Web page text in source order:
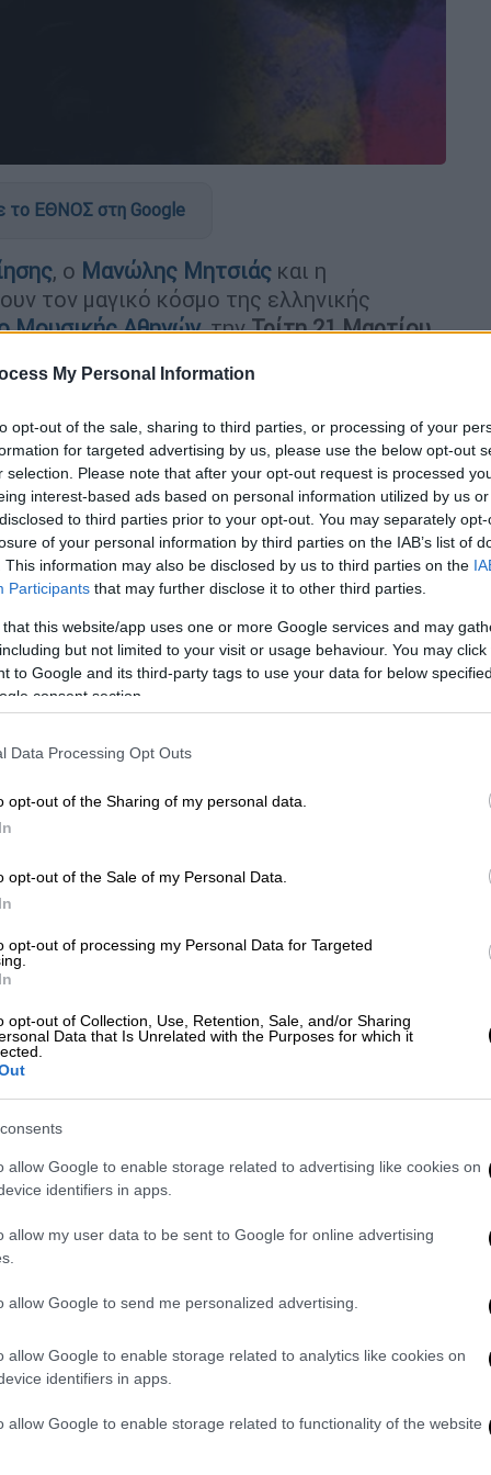
My Personal Information
opt-out of the sale, sharing to third parties, or processing of your
for targeted advertising by us, please use the below opt-out
selection. Please note that after your opt-out request is processed
interest-based ads based on personal information utilized by us
to third parties prior to your opt-out. You may separately
of your personal information by third parties on the IAB’s list of
This information may also be disclosed by us to third parties on the
Participants that may further disclose it to other third parties.
that this website/app uses one or more Google services and may
but not limited to your visit or usage behaviour. You may
to Google and its third-party tags to use your data for below
consent section.
Data Processing Opt Outs
opt-out of the Sharing of my personal data.
opt-out of the Sale of my Personal Data.
opt-out of processing my Personal Data for Targeted
opt-out of Collection, Use, Retention, Sale, and/or Sharing
Data that Is Unrelated with the Purposes for which it
allow Google to enable storage related to advertising like cookies on
identifiers in apps.
allow my user data to be sent to Google for online advertising
allow Google to send me personalized advertising.
allow Google to enable storage related to analytics like cookies on
identifiers in apps.
allow Google to enable storage related to functionality of the website
το ΕΘΝΟΣ στη Google
, ο Μανώλης Μητσιάς και η
τον μαγικό κόσμο της ελληνικής
Μουσικής Αθηνών,τηνΤρίτη 21 Μαρτίου
ποιητών και στιχουργών, που
άλλων, ο Μίκης Θεοδωράκης
, οΧρήστος Λεοντήςκαι οΓιάννης Σπανός.
Λιάνη. Στοπιάνοκαι στις
.
Αναγνωστάκης, Νίκος Γκάτσος,
Νίκος Καββαδίας, Τάσος
του κύκλουΛόγος και Μουσική.
Καραμπέτη